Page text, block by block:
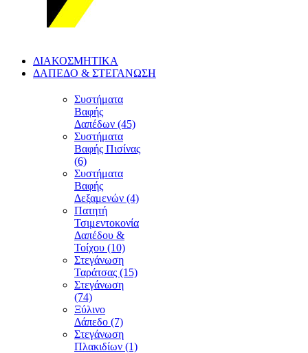
ΔΙΑΚΟΣΜΗΤΙΚΑ
ΔΑΠΕΔΟ & ΣΤΕΓΑΝΩΣΗ
Συστήματα
Βαφής
Δαπέδων (45)
Συστήματα
Βαφής Πισίνας
(6)
Συστήματα
Βαφής
Δεξαμενών (4)
Πατητή
Τσιμεντοκονία
Δαπέδου &
Τοίχου (10)
Στεγάνωση
Ταράτσας (15)
Στεγάνωση
(74)
Ξύλινο
Δάπεδο (7)
Στεγάνωση
Πλακιδίων (1)